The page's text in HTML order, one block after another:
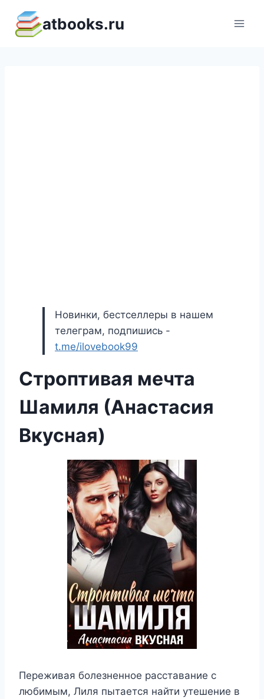
содержимому
atbooks.ru
Новинки, бестселлеры в нашем
телеграм, подпишись -
t.me/ilovebook99
Строптивая мечта
Шамиля (Анастасия
Вкусная)
Переживая болезненное расставание с
любимым, Лиля пытается найти утешение в